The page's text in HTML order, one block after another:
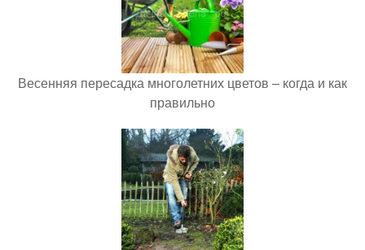
Весенняя пересадка многолетних цветов – когда и как
правильно